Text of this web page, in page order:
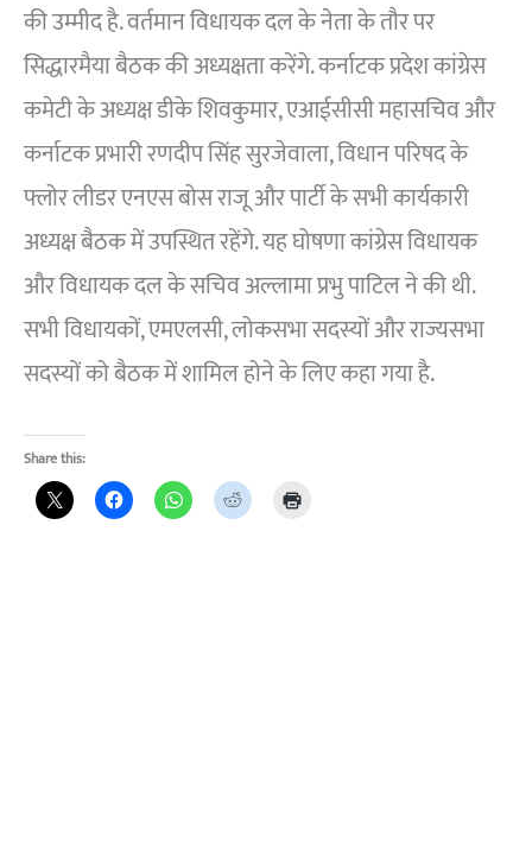
की उम्मीद है. वर्तमान विधायक दल के नेता के तौर पर
सिद्धारमैया बैठक की अध्यक्षता करेंगे. कर्नाटक प्रदेश कांग्रेस
कमेटी के अध्यक्ष डीके शिवकुमार, एआईसीसी महासचिव और
कर्नाटक प्रभारी रणदीप सिंह सुरजेवाला, विधान परिषद के
फ्लोर लीडर एनएस बोस राजू और पार्टी के सभी कार्यकारी
अध्यक्ष बैठक में उपस्थित रहेंगे. यह घोषणा कांग्रेस विधायक
और विधायक दल के सचिव अल्लामा प्रभु पाटिल ने की थी.
सभी विधायकों, एमएलसी, लोकसभा सदस्यों और राज्यसभा
सदस्यों को बैठक में शामिल होने के लिए कहा गया है.
Share this: